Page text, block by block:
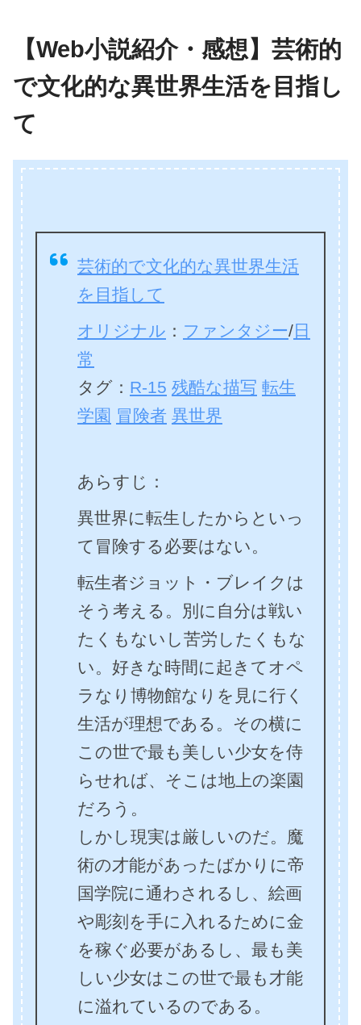
【Web小説紹介・感想】芸術的
で文化的な異世界生活を目指し
て
芸術的で文化的な異世界生活
を目指して
オリジナル ： ファンタジー/日
常
タグ： R-15 残酷な描写 転生
学園 冒険者 異世界
あらすじ：
異世界に転生したからといっ
て冒険する必要はない。
転生者ジョット・ブレイクは
そう考える。別に自分は戦い
たくもないし苦労したくもな
い。好きな時間に起きてオペ
ラなり博物館なりを見に行く
生活が理想である。その横に
この世で最も美しい少女を侍
らせれば、そこは地上の楽園
だろう。
しかし現実は厳しいのだ。魔
術の才能があったばかりに帝
国学院に通わされるし、絵画
や彫刻を手に入れるために金
を稼ぐ必要があるし、最も美
しい少女はこの世で最も才能
に溢れているのである。